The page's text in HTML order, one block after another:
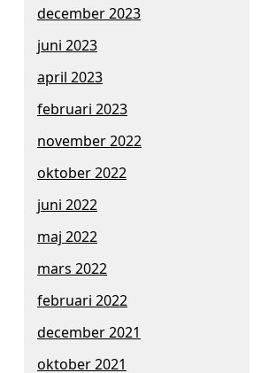
december 2023
juni 2023
april 2023
februari 2023
november 2022
oktober 2022
juni 2022
maj 2022
mars 2022
februari 2022
december 2021
oktober 2021